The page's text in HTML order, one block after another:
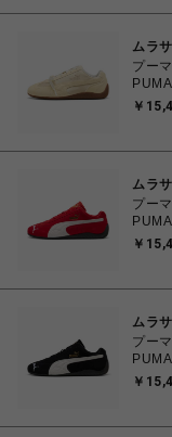
ムラ
プー
23.0
￥
ムラ
プー
PUMA
Time
￥
ムラ
プー
PUMA
￥